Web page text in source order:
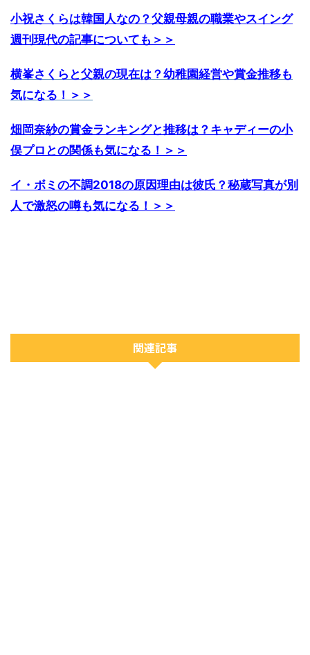
小祝さくらは韓国人なの？父親母親の職業やスイング
週刊現代の記事についても＞＞
横峯さくらと父親の現在は？幼稚園経営や賞金推移も
気になる！＞＞
畑岡奈紗の賞金ランキングと推移は？キャディーの小
俣プロとの関係も気になる！＞＞
イ・ボミの不調2018の原因理由は彼氏？秘蔵写真が別
人で激怒の噂も気になる！＞＞
関連記事